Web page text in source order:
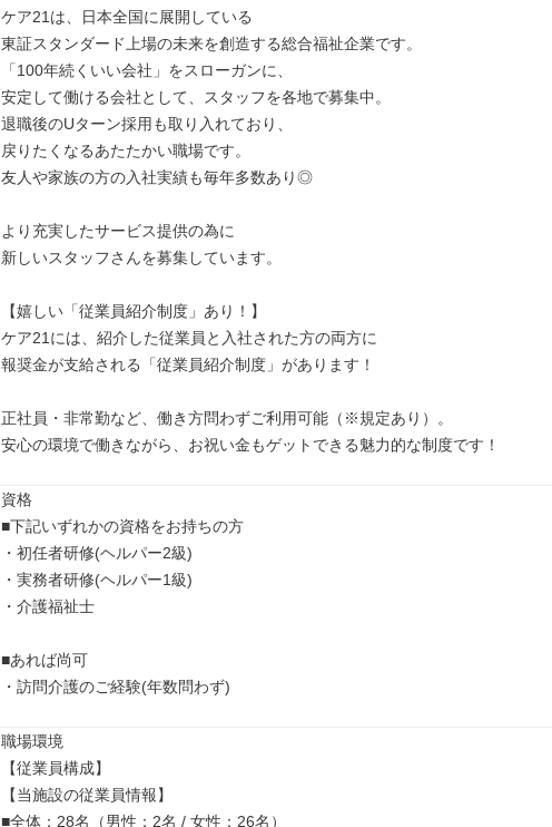
ケア21は、日本全国に展開している
東証スタンダード上場の未来を創造する総合福祉企業です。
「100年続くいい会社」をスローガンに、
安定して働ける会社として、スタッフを各地で募集中。
退職後のUターン採用も取り入れており、
戻りたくなるあたたかい職場です。
友人や家族の方の入社実績も毎年多数あり◎
より充実したサービス提供の為に
新しいスタッフさんを募集しています。
【嬉しい「従業員紹介制度」あり！】
ケア21には、紹介した従業員と入社された方の両方に
報奨金が支給される「従業員紹介制度」があります！
正社員・非常勤など、働き方問わずご利用可能（※規定あり）。
安心の環境で働きながら、お祝い金もゲットできる魅力的な制度です！
資格
■下記いずれかの資格をお持ちの方
・初任者研修(ヘルパー2級)
・実務者研修(ヘルパー1級)
・介護福祉士
■あれば尚可
・訪問介護のご経験(年数問わず)
職場環境
【従業員構成】
【当施設の従業員情報】
■全体：28名（男性：2名 / 女性：26名）